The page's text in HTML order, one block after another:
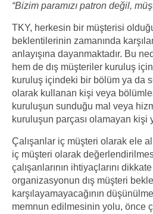
“Bizim paramızı patron değil,
TKY, herkesin bir müşterisi
beklentilerinin zamanında
anlayışına dayanmaktadır. Bu
hem de dış müşteriler kuruluş
kuruluş içindeki bir bölüm ya da
olarak kullanan kişi veya
kuruluşun sunduğu mal veya
kuruluşun parçası olamayan kişi
Çalışanlar iç müşteri olarak ele
iç müşteri olarak
çalışanlarının ihtiyaçlarını
organizasyonun dış müşteri
karşılayamayacağının
memnun edilmesinin yolu, önce